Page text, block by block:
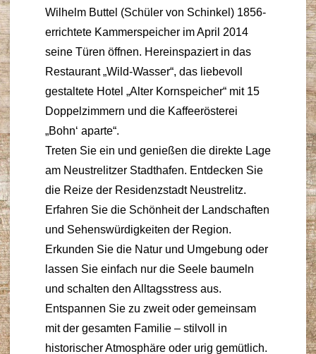
Wilhelm Buttel (Schüler von Schinkel) 1856-
errichtete Kammerspeicher im April 2014
seine Türen öffnen. Hereinspaziert in das
Restaurant „Wild-Wasser“, das liebevoll
gestaltete Hotel „Alter Kornspeicher“ mit 15
Doppelzimmern und die Kaffeerösterei
„Bohn‘ aparte“.
Treten Sie ein und genießen die direkte Lage
am Neustrelitzer Stadthafen. Entdecken Sie
die Reize der Residenzstadt Neustrelitz.
Erfahren Sie die Schönheit der Landschaften
und Sehenswürdigkeiten der Region.
Erkunden Sie die Natur und Umgebung oder
lassen Sie einfach nur die Seele baumeln
und schalten den Alltagsstress aus.
Entspannen Sie zu zweit oder gemeinsam
mit der gesamten Familie – stilvoll in
historischer Atmosphäre oder urig gemütlich.